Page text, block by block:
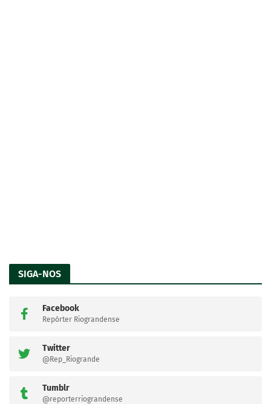
SIGA-NOS
Facebook
Repórter Riograndense
Twitter
@Rep_Riogrande
Tumblr
@reporterriograndense